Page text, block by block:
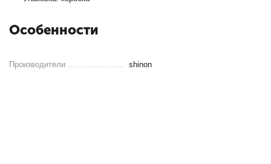
Особенности
Производители shinon